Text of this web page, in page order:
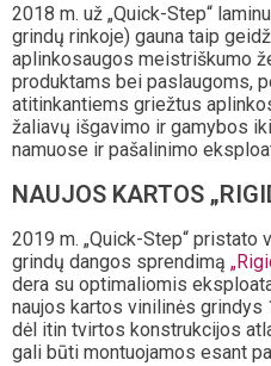
2018 m. už „Quick-Step“
grindų rinkoje) gauna taip
aplinkosaugos meistriškumo
produktams bei paslaugoms,
atitinkantiems griežtus
žaliavų išgavimo ir gamybos
namuose ir pašalinimo
NAUJOS KARTOS
2019 m. „Quick-Step“ pristato
grindų dangos sprendimą
dera su optimaliomis
naujos kartos vinilinės grindys
dėl itin tvirtos konstrukcijos
gali būti montuojamos esant